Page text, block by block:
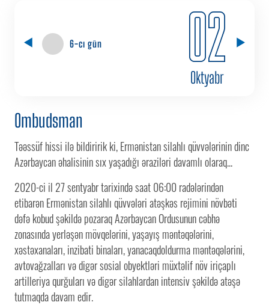
6-cı gün 02
Oktyabr
Ombudsman
2020-ci il 27 sentyabr tarixində saat 06:00 radələrindən
etibarən Ermənistan silahlı qüvvələri atəşkəs rejimini növbəti
dəfə kobud şəkildə pozaraq Azərbaycan Ordusunun cəbhə
zonasında yerləşən mövqelərini, yaşayış məntəqələrini,
xəstəxanaları, inzibati binaları, yanacaqdoldurma məntəqələrini,
avtovağzalları və digər sosial obyektləri müxtəlif növ iriçaplı
artilleriya qurğuları və digər silahlardan intensiv şəkildə atəşə
tutmaqda davam edir.
Təəssüf hissi ilə bildiririk ki, Ermənistan silahlı qüvvələrinin dinc
Azərbaycan əhalisinin sıx yaşadığı əraziləri davamlı olaraq...